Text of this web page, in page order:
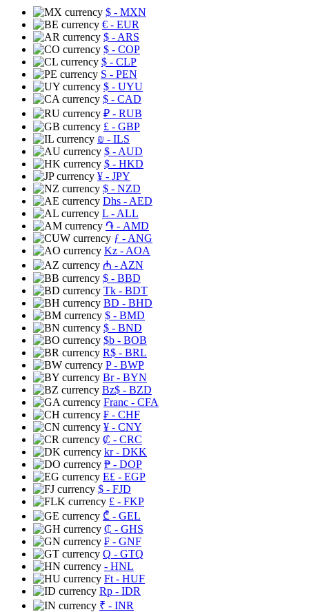
$ - MXN
€ - EUR
$ - ARS
$ - COP
$ - CLP
S - PEN
$ - UYU
$ - CAD
₽ - RUB
£ - GBP
₪ - ILS
$ - AUD
$ - HKD
¥ - JPY
$ - NZD
Dhs - AED
L - ALL
֏ - AMD
ƒ - ANG
Kz - AOA
₼ - AZN
$ - BBD
Tk - BDT
BD - BHD
$ - BMD
$ - BND
$b - BOB
R$ - BRL
P- BWP
Br- BYN
Bz$ - BZD
Franc - CFA
₣ - CHF
¥ - CNY
₡ - CRC
kr- DKK
₱ - DOP
E£ - EGP
$ - FJD
£ - FKP
₾ - GEL
₵ - GHS
₣ - GNF
Q - GTQ
- HNL
Ft - HUF
Rp - IDR
₹ - INR